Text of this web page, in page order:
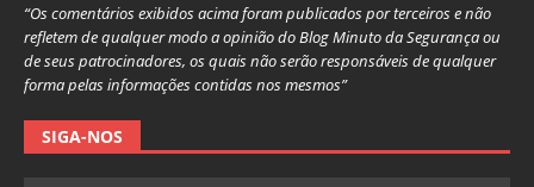
“Os comentários exibidos acima foram publicados por terceiros e não
refletem de qualquer modo a opinião do Blog Minuto da Segurança ou
de seus patrocinadores, os quais não serão responsáveis de qualquer
forma pelas informações contidas nos mesmos”
SIGA-NOS